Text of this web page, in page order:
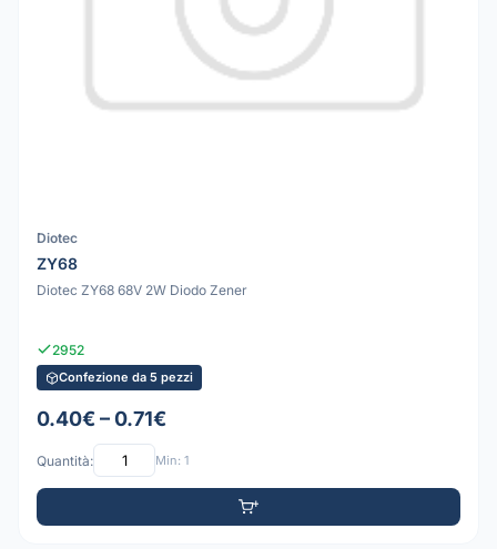
Diotec
ZY68
Diotec ZY68 68V 2W Diodo Zener
2952
Confezione da 5 pezzi
0.40€ – 0.71€
Quantità: Min: 1